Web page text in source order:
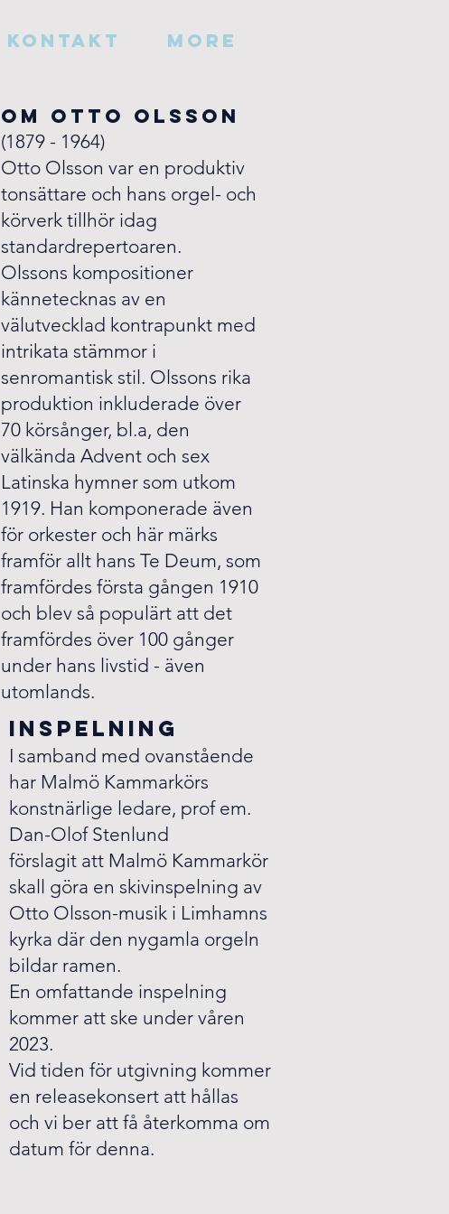
Kontakt More
Om Otto Olsson
(1879 - 1964)
Otto Olsson var en produktiv
tonsättare och hans orgel- och
körverk tillhör idag
standardrepertoaren.
Olssons kompositioner
kännetecknas av en
välutvecklad kontrapunkt med
intrikata stämmor i
senromantisk stil. Olssons rika
produktion inkluderade över
70 körsånger, bl.a, den
välkända Advent och sex
Latinska hymner som utkom
1919. Han komponerade även
för orkester och här märks
framför allt hans Te Deum, som
framfördes första gången 1910
och blev så populärt att det
framfördes över 100 gånger
under hans livstid - även
utomlands.
inspelning
I samband med ovanstående
har Malmö Kammarkörs
konstnärlige ledare, prof em.
Dan-Olof Stenlund
förslagit att Malmö Kammarkör
skall göra en skivinspelning av
Otto Olsson-musik i Limhamns
kyrka där den nygamla orgeln
bildar ramen.
En omfattande inspelning
kommer att ske under våren
2023.
Vid tiden för utgivning kommer
en releasekonsert att hållas
och vi ber att få återkomma om
datum för denna.